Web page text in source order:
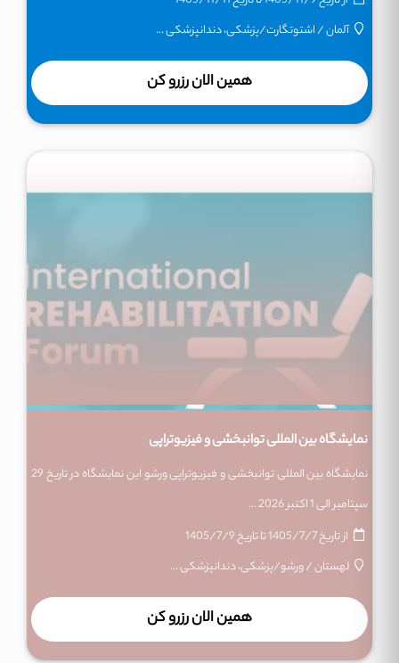
آلمان/اشتوتگارت/پزشکی، دندانپزشکی ...
همین الان رزرو کن
نمایشگاه بین المللی توانبخشی و فیزیوتراپی
نمایشگاه بین المللی توانبخشی و فیزیوتراپی ورشو این نمایشگاه در تاریخ 29
سپتامبر الی 1 اکتبر 2026 ...
از تاریخ1405/7/7تا تاریخ1405/7/9
لهستان/ورشو/پزشکی، دندانپزشکی ...
همین الان رزرو کن